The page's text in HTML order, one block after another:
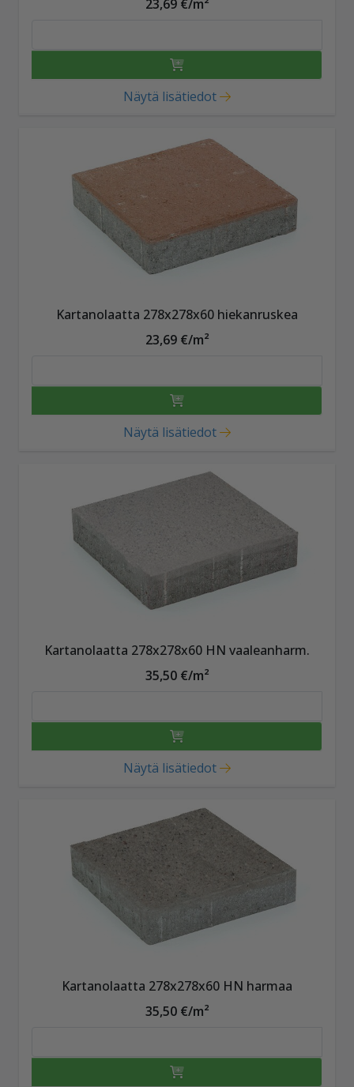
23,69 €/m²
Näytä lisätiedot
Kartanolaatta 278x278x60 hiekanruskea
23,69 €/m²
Näytä lisätiedot
Kartanolaatta 278x278x60 HN vaaleanharm.
35,50 €/m²
Näytä lisätiedot
Kartanolaatta 278x278x60 HN harmaa
35,50 €/m²